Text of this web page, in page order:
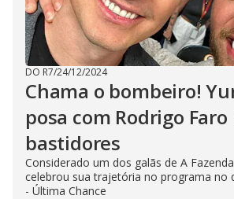
DO R7/24/12/2024
Chama o bombeiro!
posa com Rodrigo Faro
bastidores
Considerado um dos galãs de A
celebrou sua trajetória no programa no
- Última Chance